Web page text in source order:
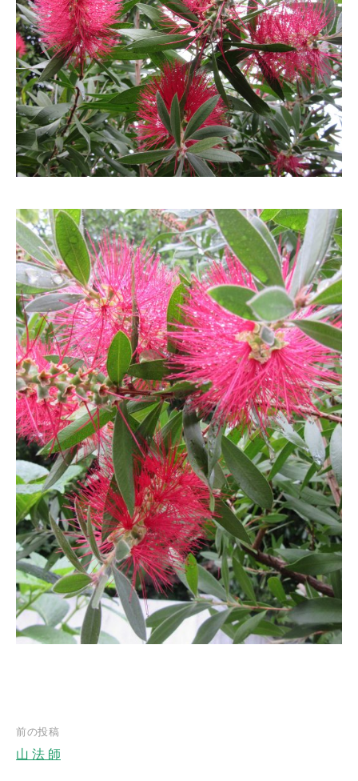
前の投稿
山 法 師